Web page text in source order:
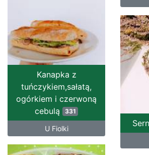
Kanapka z
tuńczykiem,sałatą,
ogórkiem i czerwoną
cebulą
331
U Fiolki